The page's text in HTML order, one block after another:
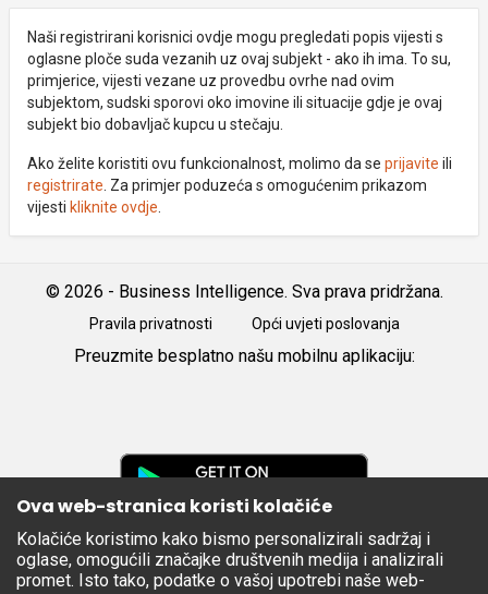
Naši registrirani korisnici ovdje mogu pregledati popis vijesti s
oglasne ploče suda vezanih uz ovaj subjekt - ako ih ima. To su,
primjerice, vijesti vezane uz provedbu ovrhe nad ovim
subjektom, sudski sporovi oko imovine ili situacije gdje je ovaj
subjekt bio dobavljač kupcu u stečaju.
Ako želite koristiti ovu funkcionalnost, molimo da se prijavite ili
registrirate . Za primjer poduzeća s omogućenim prikazom
vijesti kliknite ovdje
© 2026 - Business Intelligence. Sva prava pridržana.
Pravila privatnosti Opći uvjeti poslovanja
Preuzmite besplatno našu mobilnu aplikaciju:
Apple
Store
Ova web-stranica koristi kolačiće
Kolačiće koristimo kako bismo personalizirali sadržaj i
oglase, omogućili značajke društvenih medija i analizirali
promet. Isto tako, podatke o vašoj upotrebi naše web-